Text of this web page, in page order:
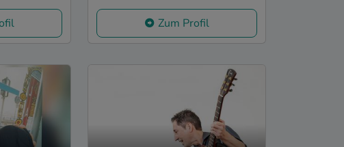
Zum Profil